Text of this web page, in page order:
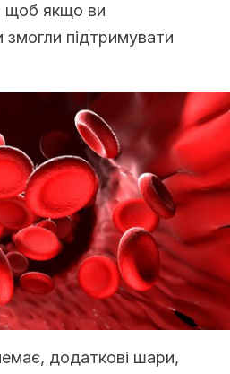
щоб якщо ви
змогли підтримувати
додаткові шари,